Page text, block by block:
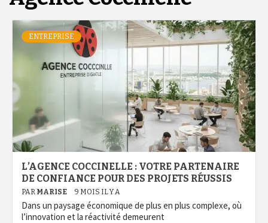
ENTREPRISE
L’AGENCE COCCINELLE : VOTRE PARTENAIRE
DE CONFIANCE POUR DES PROJETS RÉUSSIS
PAR MARISE 9 MOIS IL Y A
Dans un paysage économique de plus en plus complexe, où
l’innovation et la réactivité demeurent